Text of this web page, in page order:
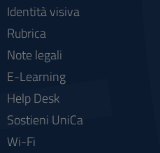
Identità visiva
Rubrica
Note legali
E-Learning
Help Desk
Sostieni UniCa
Wi-Fi